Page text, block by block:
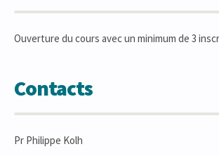
Ouverture du cours avec un minimum de 3
Contacts
Pr Philippe Kolh